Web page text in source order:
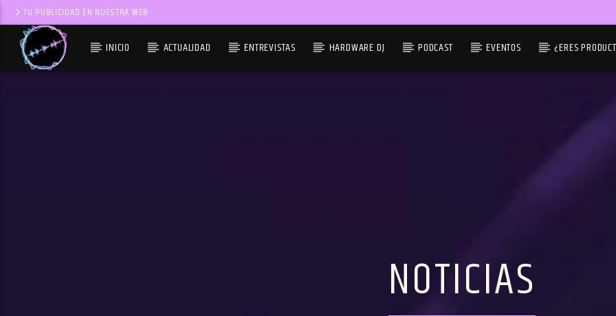
TU PUBLICIDAD EN NUESTRA WEB
INICIO ACTUALIDAD ENTREVISTAS HARDWARE DJ PODCAST EVENTOS ¿ERES
NOTICIAS